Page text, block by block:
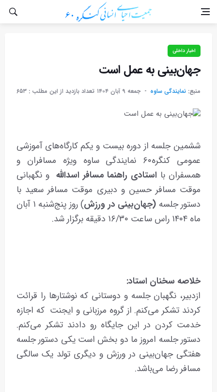
اخبار داخلی
جهان‌بینی به عمل است
منبع: نمایندگی ساوه جمعه ۹ آبان ۱۴۰۴ تعداد بازدید از این مطلب : ۶۵۳
ششمین جلسه‌ از دوره‌ بیست‌ و یکم کارگاه‌های آموزشی
عمومی کنگره۶۰ نمایندگی ساوه ویژه مسافران و
همسفران با استادی راهنما مسافر اسدالله و نگهبانی
موقت مسافر حسین و دبیری موقت مسافر سعید با
دستور جلسه (جهان‌بینی در ورزش
) روز پنج‌شنبه ۱ آبان
ماه ۱۴۰۴ راس ساعت ۱۶/۳۰ دقیقه برگزار شد.
خلاصه سخنان استاد:
ازدبیر، نگهبان جلسه و دوستانی که نوشتارها را قرائت
کردند تشکر می‌کنم. از گروه مرزبانی و ایجنت که اجازه
خدمت کردن در این جایگاه رو دادند تشکر می‌کنم.
دستور جلسه امروز ما دو بخش است یکی دستور جلسه
هفتگی جهان‌بینی در ورزش و دیگری تولد یک سالگی
مسافر رضا می‌باشد.